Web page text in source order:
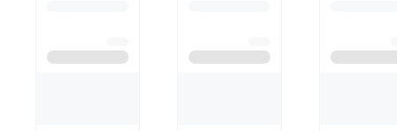
生は本雑誌の2号・3号
弦楽器）やルバーブな